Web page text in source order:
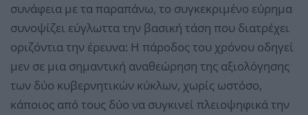
συνάφεια με τα παραπάνω, το συγκεκριμένο εύρημα
συνοψίζει εύγλωττα την βασική τάση που διατρέχει
οριζόντια την έρευνα: Η πάροδος του χρόνου οδηγεί
μεν σε μια σημαντική αναθεώρηση της αξιολόγησης
των δύο κυβερνητικών κύκλων, χωρίς ωστόσο,
κάποιος από τους δύο να συγκινεί πλειοψηφικά την